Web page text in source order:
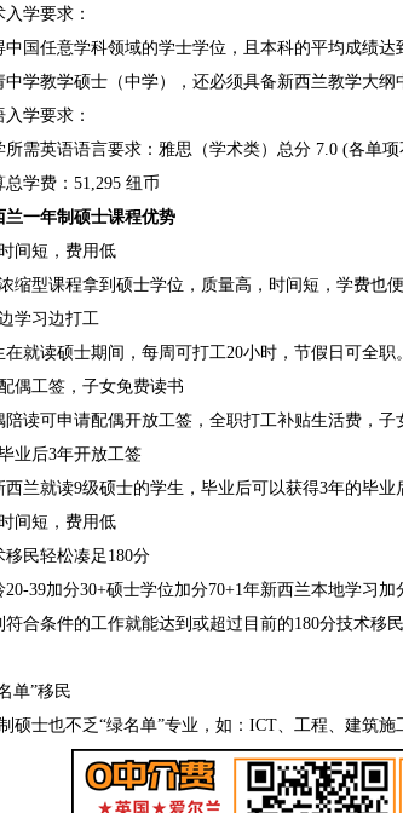
学要求：
任意学科领域的学士学位，且本科的平均成绩达
教学硕士（中学），还必须具备新西兰教学大纲
学要求：
英语语言要求：雅思（学术类）总分 7.0 (各单项
费：51,295 纽币
一年制硕士课程优势
短，费用低
型课程拿到硕士学位，质量高，时间短，学费也便
习边打工
读硕士期间，每周可打工20小时，节假日可全职。
工签，子女免费读书
可申请配偶开放工签，全职打工补贴生活费，子
后3年开放工签
就读9级硕士的学生，毕业后可以获得3年的毕业
短，费用低
民轻松凑足180分
39加分30+硕士学位加分70+1年新西兰本地学习加
符合条件的工作就能达到或超过目前的180分技术
”移民
士也不乏“绿名单”专业，如：ICT、工程、建筑施